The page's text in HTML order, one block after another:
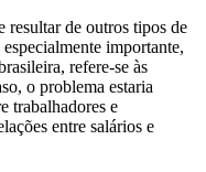
resultar de outros tipos de
importante,
refere-se às
o problema estaria
trabalhadores e
entre salários e